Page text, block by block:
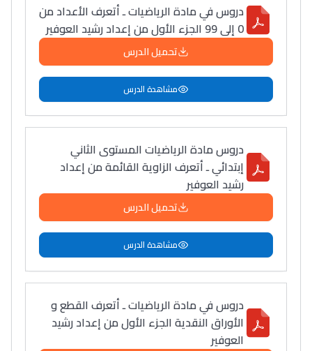
دروس في مادة الرياضيات ـ أتعرف الأعداد من
0 إلى 99 الجزء الأول من إعداد رشيد العوفير
تحميل الدرس
مشاهدة الدرس
دروس مادة الرياضيات المستوى الثاني
إبتدائي ـ أتعرف الزاوية القائمة من إعداد
رشيد العوفير
تحميل الدرس
مشاهدة الدرس
دروس في مادة الرياضيات ـ أتعرف القطع و
الأوراق النقدية الجزء الأول من إعداد رشيد
العوفير